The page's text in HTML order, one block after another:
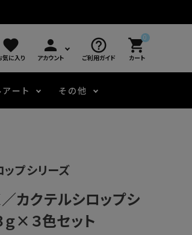
favorite
気に入り
person
アカウント
help_outline
ご利用ガイド
0
shopping_cart
カート
インク
アンスジェル
ポーチ
ート その他
プシリーズ
カクテルシロップシ
×３色セット